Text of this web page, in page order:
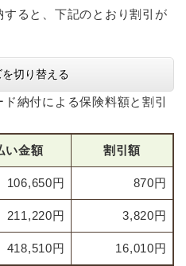
ると、下記のとおり割引が
切り替える
ド納付による保険料額と割引
い金額 割引額
106,650円 870円
211,220円 3,820円
418,510円 16,010円